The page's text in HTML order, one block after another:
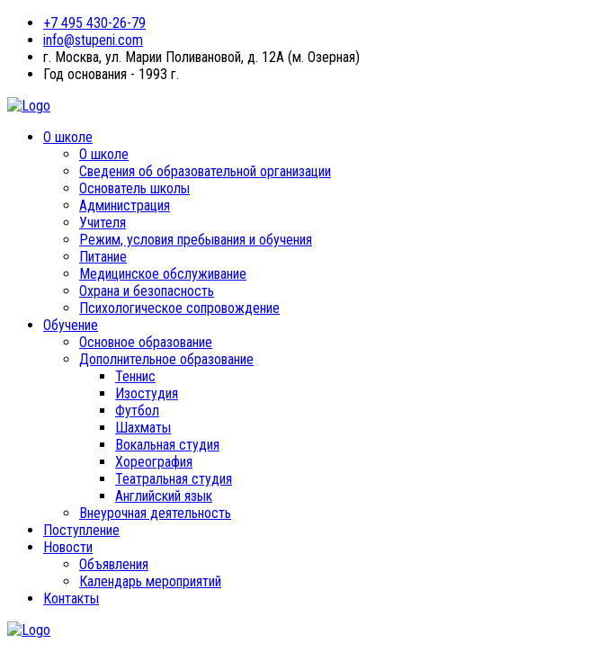
+7 495 430-26-79
info@stupeni.com
г. Москва, ул. Марии Поливановой, д. 12А (м. Озерная)
Год основания - 1993 г.
О школе
О школе
Сведения об образовательной организации
Основатель школы
Администрация
Учителя
Режим, условия пребывания и обучения
Питание
Медицинское обслуживание
Охрана и безопасность
Психологическое сопровождение
Обучение
Основное образование
Дополнительное образование
Теннис
Изостудия
Футбол
Шахматы
Вокальная студия
Хореография
Театральная студия
Английский язык
Внеурочная деятельность
Поступление
Новости
Объявления
Календарь мероприятий
Контакты